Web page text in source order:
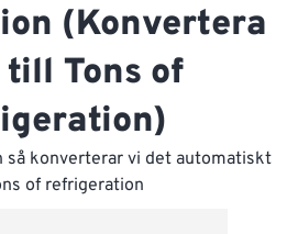
(Konvertera
Tons of
så konverterar vi det automatiskt
of refrigeration